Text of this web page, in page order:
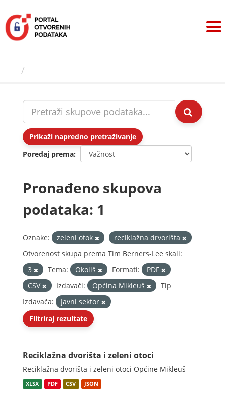
sadržaj
Prikaži napredno pretraživanje
Poredaj prema
Pronađeno skupova
podataka: 1
Oznake: zeleni otok
reciklažna drvorišta
Otvorenost skupa prema Tim Berners-Lee skali:
3
Tema: Okoliš Formati:
PDF
CSV
Izdavači: Općina Mikleuš
Tip
Izdavača:
Javni sektor
Filtriraj rezultate
Reciklažna dvorišta i zeleni otoci
Reciklažna dvorišta i zeleni otoci Općine Mikleuš
XLSX PDF CSV JSON